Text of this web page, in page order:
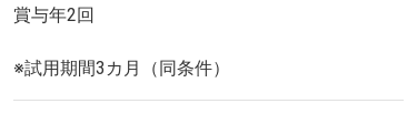
賞与年2回
※試用期間3カ月（同条件）